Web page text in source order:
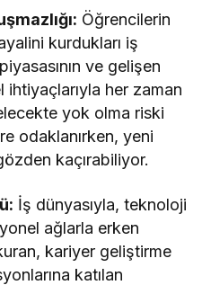
Öğrencilerin
kurdukları iş
ve gelişen
ihtiyaçlarıyla her zaman
yok olma riski
odaklanırken, yeni
kaçırabiliyor.
İş dünyasıyla, teknoloji
ağlarla erken
kariyer geliştirme
katılan